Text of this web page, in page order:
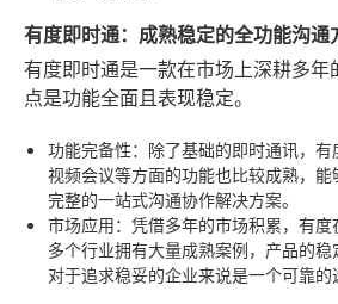
有度即时通：成熟稳定的全功能沟通
有度即时通是一款在市场上深耕多年
点是功能全面且表现稳定。
功能完备性：除了基础的即时通讯，
视频会议等方面的功能也比较成熟，
完整的一站式沟通协作解决方案。
市场应用：凭借多年的市场积累，有
多个行业拥有大量成熟案例，产品的稳
对于追求稳妥的企业来说是一个可靠的